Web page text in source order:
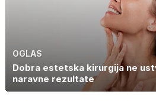
OGLAS
Dobra estetska kirurgija ne
naravne rezultate